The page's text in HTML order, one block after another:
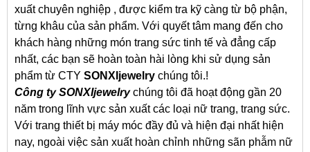
xuất chuyên nghiệp , được kiểm tra kỹ càng từ bộ phận,
từng khâu của sản phẩm. Với quyết tâm mang đến cho
khách hàng những món trang sức tinh tế và đẳng cấp
nhất, các bạn sẽ hoàn toàn hài lòng khi sử dụng sản
phẩm từ CTY SONXIjewelry chúng tôi.!
Công ty SONXIjewelrychúng tôi đã hoạt động gần 20
năm trong lĩnh vực sản xuất các loại nữ trang, trang sức.
Với trang thiết bị máy móc đầy đủ và hiện đại nhất hiện
nay, ngoài việc sản xuất hoàn chỉnh những sãn phẫm nữ